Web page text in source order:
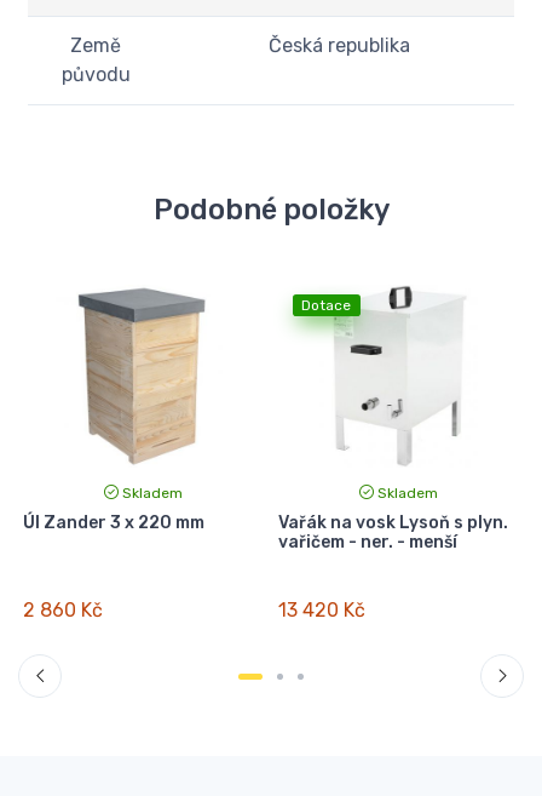
Země
původu
Česká republika
Podobné položky
Skladem
Úl Zander 3 x 220 mm
2 860 Kč
Dotace
Skladem
Vařák na vosk Lysoň s plyn.
vařičem - ner. - menší
13 420 Kč